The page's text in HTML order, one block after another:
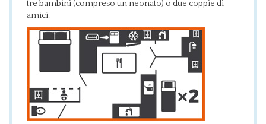
tre bambini (compreso un neonato) o due coppie di
amici.